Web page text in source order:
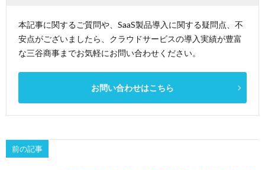
本記事に関するご質問や、SaaS製品導入に関する疑問点、不
安点がございましたら、クラウドサービスの導入実績が豊富
な三谷商事までお気軽にお問い合わせください。
お問い合わせはこちら
前の記事